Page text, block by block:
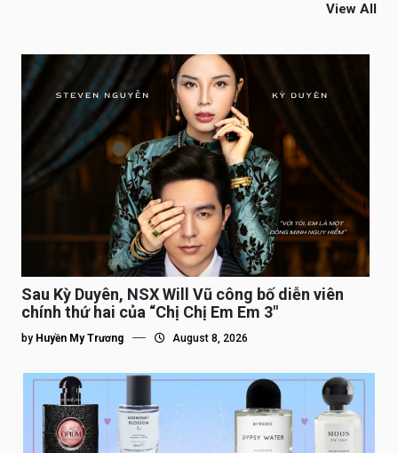
View All
Sau Kỳ Duyên, NSX Will Vũ công bố diễn viên
chính thứ hai của “Chị Chị Em Em 3″
by Huyền My Trương August 8, 2026